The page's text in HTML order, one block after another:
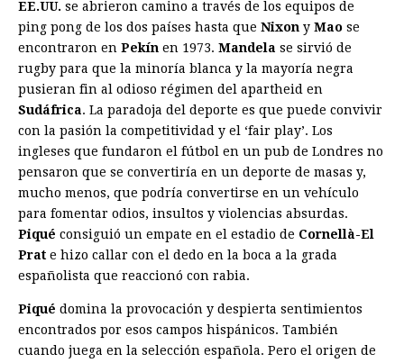
EE.UU. se abrieron camino a través de los equipos de
ping pong de los dos países hasta que Nixon y Mao se
encontraron en Pekín en 1973. Mandela se sirvió de
rugby para que la minoría blanca y la mayoría negra
pusieran fin al odioso régimen del apartheid en
Sudáfrica. La paradoja del deporte es que puede convivir
con la pasión la competitividad y el ‘fair play’. Los
ingleses que fundaron el fútbol en un pub de Londres no
pensaron que se convertiría en un deporte de masas y,
mucho menos, que podría convertirse en un vehículo
para fomentar odios, insultos y violencias absurdas.
Piqué consiguió un empate en el estadio de Cornellà-El
Prat e hizo callar con el dedo en la boca a la grada
españolista que reaccionó con rabia.
Piqué domina la provocación y despierta sentimientos
encontrados por esos campos hispánicos. También
cuando juega en la selección española. Pero el origen de